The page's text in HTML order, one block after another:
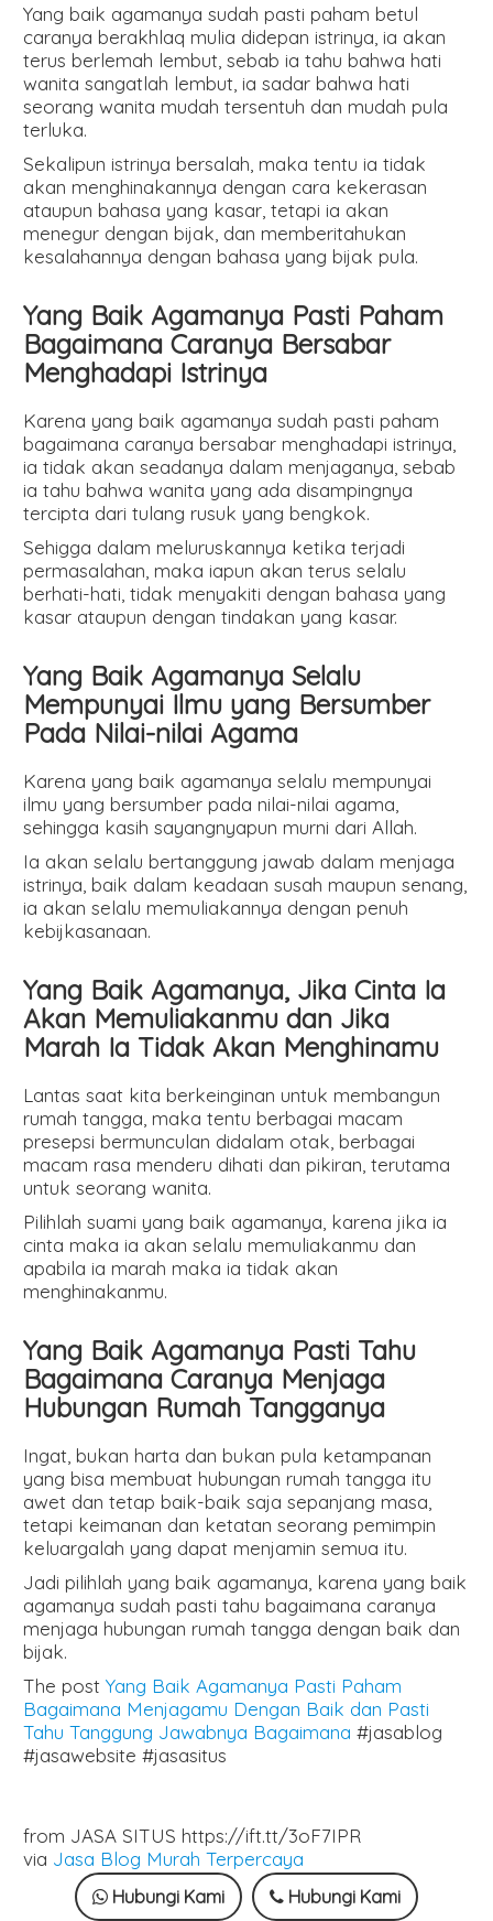
Yang baik agamanya sudah pasti paham betul
caranya berakhlaq mulia didepan istrinya, ia akan
terus berlemah lembut, sebab ia tahu bahwa hati
wanita sangatlah lembut, ia sadar bahwa hati
seorang wanita mudah tersentuh dan mudah pula
terluka.
Sekalipun istrinya bersalah, maka tentu ia tidak
akan menghinakannya dengan cara kekerasan
ataupun bahasa yang kasar, tetapi ia akan
menegur dengan bijak, dan memberitahukan
kesalahannya dengan bahasa yang bijak pula.
Yang Baik Agamanya Pasti Paham
Bagaimana Caranya Bersabar
Menghadapi Istrinya
Karena yang baik agamanya sudah pasti paham
bagaimana caranya bersabar menghadapi istrinya,
ia tidak akan seadanya dalam menjaganya, sebab
ia tahu bahwa wanita yang ada disampingnya
tercipta dari tulang rusuk yang bengkok.
Sehigga dalam meluruskannya ketika terjadi
permasalahan, maka iapun akan terus selalu
berhati-hati, tidak menyakiti dengan bahasa yang
kasar ataupun dengan tindakan yang kasar.
Yang Baik Agamanya Selalu
Mempunyai Ilmu yang Bersumber
Pada Nilai-nilai Agama
Karena yang baik agamanya selalu mempunyai
ilmu yang bersumber pada nilai-nilai agama,
sehingga kasih sayangnyapun murni dari Allah.
Ia akan selalu bertanggung jawab dalam menjaga
istrinya, baik dalam keadaan susah maupun senang,
ia akan selalu memuliakannya dengan penuh
kebijkasanaan.
Yang Baik Agamanya, Jika Cinta Ia
Akan Memuliakanmu dan Jika
Marah Ia Tidak Akan Menghinamu
Lantas saat kita berkeinginan untuk membangun
rumah tangga, maka tentu berbagai macam
presepsi bermunculan didalam otak, berbagai
macam rasa menderu dihati dan pikiran, terutama
untuk seorang wanita.
Pilihlah suami yang baik agamanya, karena jika ia
cinta maka ia akan selalu memuliakanmu dan
apabila ia marah maka ia tidak akan
menghinakanmu.
Yang Baik Agamanya Pasti Tahu
Bagaimana Caranya Menjaga
Hubungan Rumah Tangganya
Ingat, bukan harta dan bukan pula ketampanan
yang bisa membuat hubungan rumah tangga itu
awet dan tetap baik-baik saja sepanjang masa,
tetapi keimanan dan ketatan seorang pemimpin
keluargalah yang dapat menjamin semua itu.
Jadi pilihlah yang baik agamanya, karena yang baik
agamanya sudah pasti tahu bagaimana caranya
menjaga hubungan rumah tangga dengan baik dan
bijak.
The postYang Baik Agamanya Pasti Paham
Bagaimana Menjagamu Dengan Baik dan Pasti
Tahu Tanggung Jawabnya Bagaimana #jasablog
#jasawebsite #jasasitus
from JASA SITUS https://ift.tt/3oF7IPR
via Jasa Blog Murah Terpercaya
Hubungi Kami Hubungi Kami